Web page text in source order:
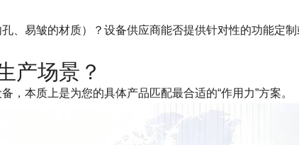
、易皱的材质）？设备供应商能否提供针对性的功能定
产场景？
本质上是为您的具体产品匹配最合适的“作用力”方案。